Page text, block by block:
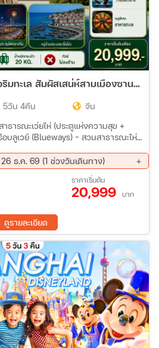
ทัวร์จีน เยียนไถ ชนแก้วริมทะเล สัมผัสเสน่ห์สามเมืองซานตง 5วัน 4คืน (VZ)
5วัน 4คืน
จีน
าธารณะเว่ยไห่ (ประตูแห่งความสุข +
บลูเวย์ (Blueways) - สวนสาธารณะไห่
ชิงเต่า– ชมโบสถ์เซนต์ไมเคิล – ถนนจง
Bech ชมไฟกลางคืน เมืองชิงเต่า -
Street - โรงงานเบียร์ชิงเต่า
ต่า - ถนนคนเดินไถตง
ธ.ค. 69 (1 ช่วงวันเดินทาง)
ราคาเริ่มต้น
20,999 บาท
ดูรายละเอียด